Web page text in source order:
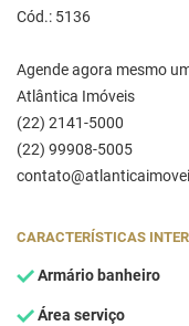
Cód.: 5136
Agende agora mesmo
Atlântica Imóveis
(22) 2141-5000
(22) 99908-5005
CARACTERÍSTICAS
Armário banheiro
Área serviço